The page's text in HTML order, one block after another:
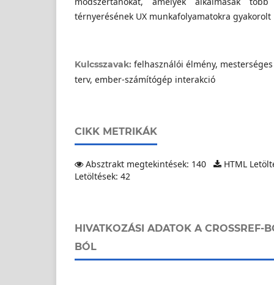
térnyerésének UX munkafolyamatokra gyakorolt
Kulcsszavak: felhasználói élmény,
terv, ember-számítógép interakció
CIKK METRIKÁK
Absztrakt megtekintések: 140
HTML
Letöltések: 42
HIVATKOZÁSI ADATOK A CROSSREF-
BÓL